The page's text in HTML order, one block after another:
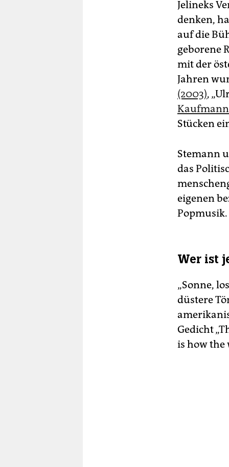
Jelineks
denken,
auf die
geborene
mit der
Jahren
(2003),
Stücken
Stemann
das
eigenen
Popmusik.
Wer ist
„Sonne,
düstere
Gedicht
is how the